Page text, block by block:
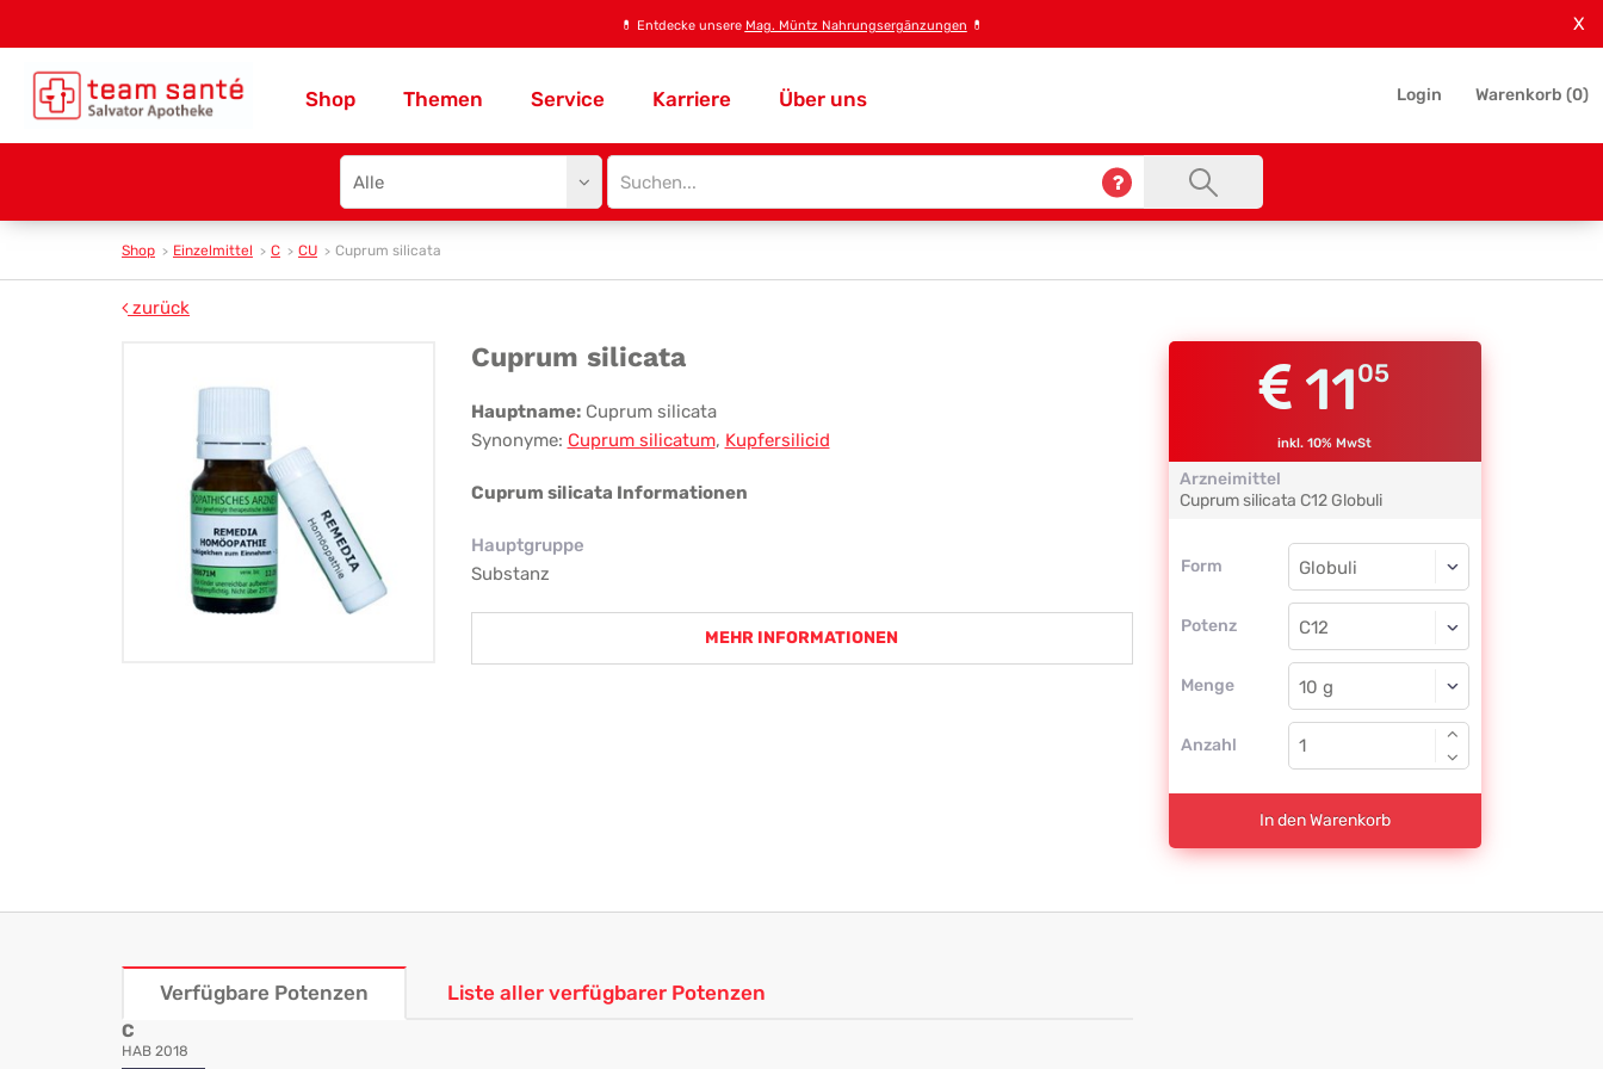
💊 Entdecke unsere Mag. Müntz Nahrungsergänzungen 💊 X
Shop Themen Service Karriere Über uns Login Warenkorb (0)
Search
type
Site
search
Shop Einzelmittel C CU Cuprum silicata
zurück
Cuprum
silicata
Cuprum silicata
Hauptname: Cuprum silicata
Synonyme: Cuprum silicatum, Kupfersilicid
Cuprum silicata Informationen
Hauptgruppe
Substanz
MEHR INFORMATIONEN
1105
inkl. 10% MwSt
Arzneimittel
Cuprum silicata C12 Globuli
Form
Form
Potenz
Globuli
C12
Menge
Globuli
Anzahl
In den Warenkorb
Verfügbare Potenzen Liste aller verfügbarer Potenzen
C
HAB 2018